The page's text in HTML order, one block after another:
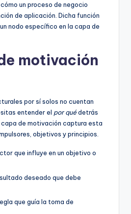
un proceso de negocio
de aplicación. Dicha función
nodo específico en la capa de
motivación
por sí solos no cuentan
entender el por quédetrás
de motivación captura esta
objetivos y principios.
que influye en un objetivo o
deseado que debe
que guía la toma de